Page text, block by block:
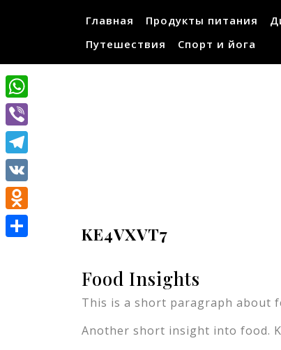
Главная Продукты питания
Путешествия
Спорт и йога
KE4VXVT7
Food Insights
This is a short paragraph about
Another short insight into food.
WhatsApp
Viber
Telegram
VK
Odnoklassniki